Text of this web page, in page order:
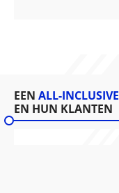
EEN ALL-INCLUSIVE
EN HUN KLANTEN